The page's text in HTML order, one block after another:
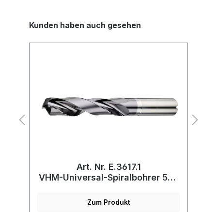
Kunden haben auch gesehen
Art. Nr. E.3617.1
VHM-Universal-Spiralbohrer 5xd
Zum Produkt